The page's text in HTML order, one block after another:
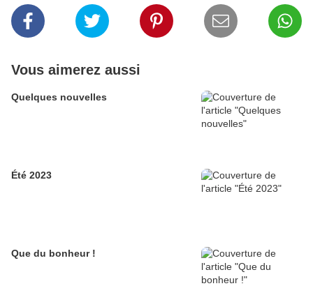
Vous aimerez aussi
Quelques nouvelles
Été 2023
Que du bonheur !